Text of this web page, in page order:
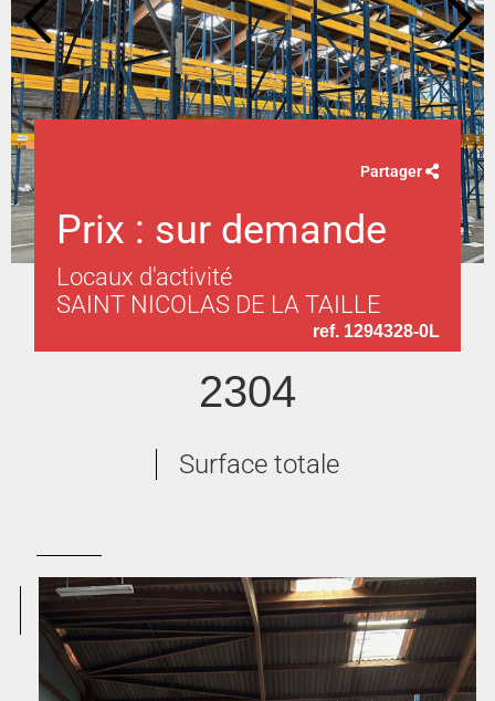
Partager
Prix : sur demande
Locaux d'activité
SAINT NICOLAS DE LA TAILLE
ref. 1294328-0L
2304
Surface totale